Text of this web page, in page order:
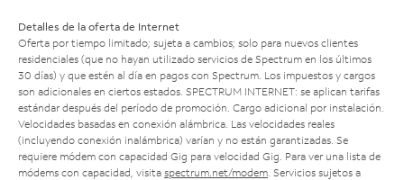
Detalles de la oferta de Internet
Oferta por tiempo limitado; sujeta a cambios; solo para nuevos clientes
residenciales (que no hayan utilizado servicios de Spectrum en los últimos
30 días) y que estén al día en pagos con Spectrum. Los impuestos y cargos
son adicionales en ciertos estados. SPECTRUM INTERNET: se aplican tarifas
estándar después del período de promoción. Cargo adicional por instalación.
Velocidades basadas en conexión alámbrica. Las velocidades reales
(incluyendo conexión inalámbrica) varían y no están garantizadas. Se
requiere módem con capacidad Gig para velocidad Gig. Para ver una lista de
módems con capacidad, visita spectrum.net/modem . Servicios sujetos a